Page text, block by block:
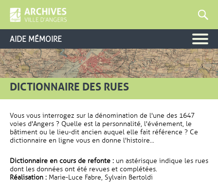
AIDE MÉMOIRE
DICTIONNAIRE DES RUES
Vous vous interrogez sur la dénomination de l'une des 1647
voies d'Angers ? Quelle est la personnalité, l'événement, le
bâtiment ou le lieu-dit ancien auquel elle fait référence ? Ce
dictionnaire en ligne vous en donne l'histoire...
Dictionnaire en cours de refonte : un astérisque indique les rues
dont les données ont été revues et complétées.
Réalisation : Marie-Luce Fabre, Sylvain Bertoldi